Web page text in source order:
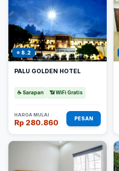
⭐ 8.2
PALU GOLDEN HOTEL
☕ Sarapan 📶 WiFi Gratis
HARGA MULAI
Rp 280.860 PESAN